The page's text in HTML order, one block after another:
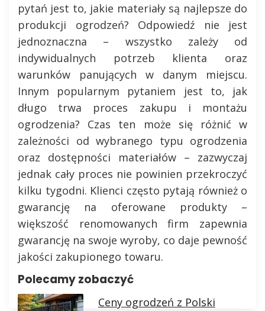
pytań jest to, jakie materiały są najlepsze do
produkcji ogrodzeń? Odpowiedź nie jest
jednoznaczna – wszystko zależy od
indywidualnych potrzeb klienta oraz
warunków panujących w danym miejscu.
Innym popularnym pytaniem jest to, jak
długo trwa proces zakupu i montażu
ogrodzenia? Czas ten może się różnić w
zależności od wybranego typu ogrodzenia
oraz dostępności materiałów – zazwyczaj
jednak cały proces nie powinien przekroczyć
kilku tygodni. Klienci często pytają również o
gwarancję na oferowane produkty –
większość renomowanych firm zapewnia
gwarancję na swoje wyroby, co daje pewność
jakości zakupionego towaru.
Polecamy zobaczyć
Ceny ogrodzeń z Polski